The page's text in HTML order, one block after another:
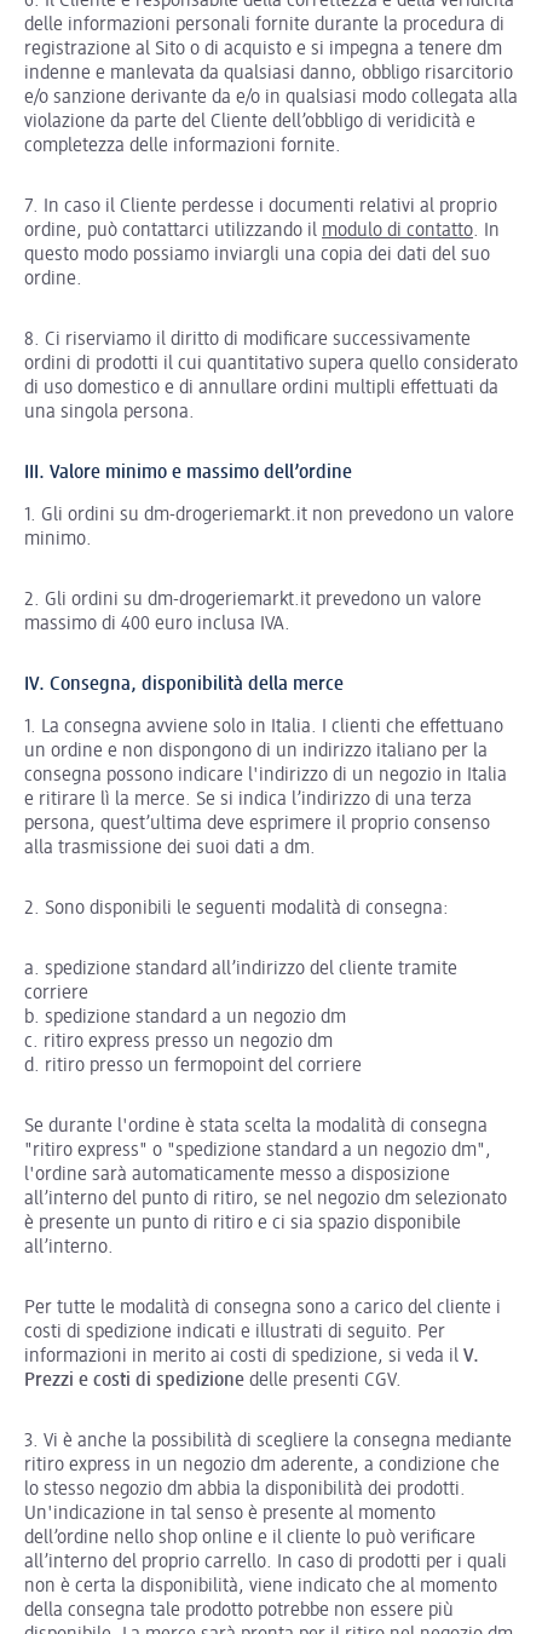
delle informazioni personali fornite durante la procedura di
registrazione al Sito o di acquisto e si impegna a tenere dm
indenne e manlevata da qualsiasi danno, obbligo risarcitorio
e/o sanzione derivante da e/o in qualsiasi modo collegata alla
violazione da parte del Cliente dell’obbligo di veridicità e
completezza delle informazioni fornite.
7. In caso il Cliente perdesse i documenti relativi al proprio
ordine, può contattarci utilizzando il modulo di contatto. In
questo modo possiamo inviargli una copia dei dati del suo
ordine.
8. Ci riserviamo il diritto di modificare successivamente
ordini di prodotti il cui quantitativo supera quello considerato
di uso domestico e di annullare ordini multipli effettuati da
una singola persona.
III. Valore minimo e massimo dell’ordine
1. Gli ordini su dm-drogeriemarkt.it non prevedono un valore
minimo.
2. Gli ordini su dm-drogeriemarkt.it prevedono un valore
massimo di 400 euro inclusa IVA.
IV. Consegna, disponibilità della merce
1. La consegna avviene solo in Italia. I clienti che effettuano
un ordine e non dispongono di un indirizzo italiano per la
consegna possono indicare l'indirizzo di un negozio in Italia
e ritirare lì la merce. Se si indica l’indirizzo di una terza
persona, quest’ultima deve esprimere il proprio consenso
alla trasmissione dei suoi dati a dm.
2. Sono disponibili le seguenti modalità di consegna:
a. spedizione standard all’indirizzo del cliente tramite
corriere
b. spedizione standard a un negozio dm
c. ritiro express presso un negozio dm
d. ritiro presso un fermopoint del corriere
Se durante l'ordine è stata scelta la modalità di consegna
"ritiro express" o "spedizione standard a un negozio dm",
l'ordine sarà automaticamente messo a disposizione
all’interno del punto di ritiro, se nel negozio dm selezionato
è presente un punto di ritiro e ci sia spazio disponibile
all’interno.
Per tutte le modalità di consegna sono a carico del cliente i
costi di spedizione indicati e illustrati di seguito. Per
informazioni in merito ai costi di spedizione, si veda il V.
Prezzi e costi di spedizione delle presenti CGV.
3. Vi è anche la possibilità di scegliere la consegna mediante
ritiro express in un negozio dm aderente, a condizione che
lo stesso negozio dm abbia la disponibilità dei prodotti.
Un'indicazione in tal senso è presente al momento
dell’ordine nello shop online e il cliente lo può verificare
all’interno del proprio carrello. In caso di prodotti per i quali
non è certa la disponibilità, viene indicato che al momento
della consegna tale prodotto potrebbe non essere più